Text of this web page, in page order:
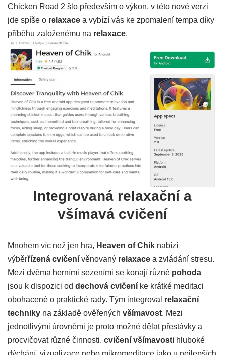
Chicken Road 2 šlo především o výkon, v této nové verzi
jde spíše o relaxace a vybízí vás ke zpomalení tempa díky
příběhu založenému na relaxace.
Integrovaná relaxační a
všímavá cvičení
Mnohem víc než jen hra, Heaven of Chik nabízí
výběrřízená cvičení věnovaný relaxace a zvládání stresu.
Mezi dvěma herními sezeními se konají různé pohoda
jsou k dispozici od dechová cvičení ke krátké meditaci
obohacené o praktické rady. Tým integroval relaxační
techniky na základě ověřených všímavost. Mezi
jednotlivými úrovněmi je proto možné dělat přestávky a
procvičovat různé činnosti. cvičení všímavosti hluboké